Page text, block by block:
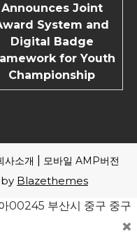
Announces Joint
System and
Digital Badge
for Youth
Championship
사소개 모바일 AMP버전
Blazethemes
00245 부산시 중구 중구
자): 송기송 대표전화: 051
천요강을 준수합니다. 모
×